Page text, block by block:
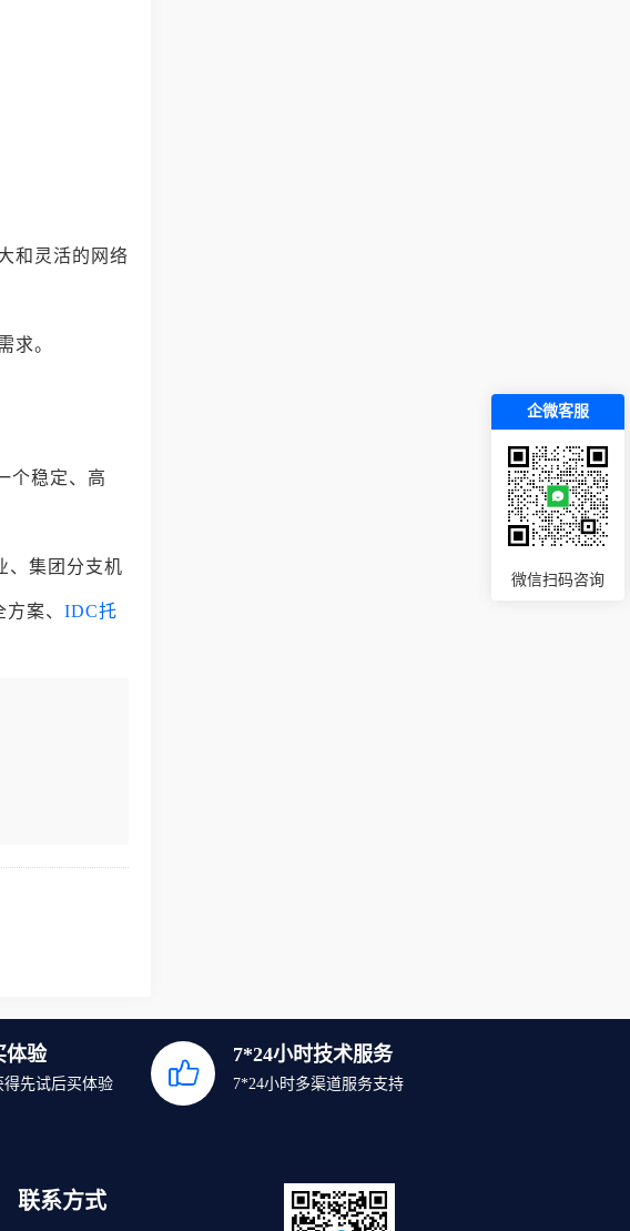
和灵活的网络
求。
个稳定、高
、集团分支机
方案、 IDC托
体验
得先试后买体验
7*24小时技术服务
7*24小时多渠道服务支持
联系方式
企微客服
微信扫码咨询